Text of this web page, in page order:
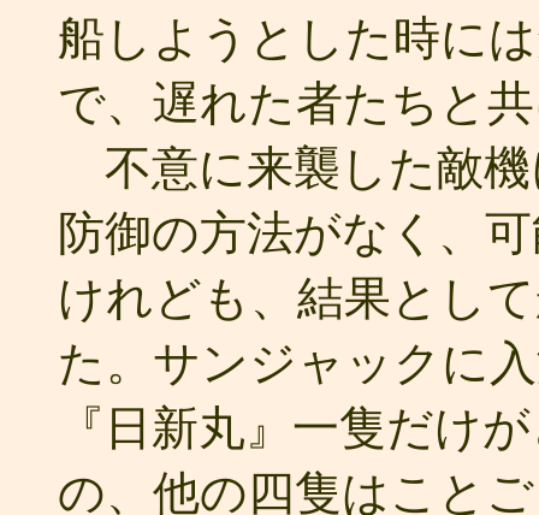
船しようとした時に
で、遅れた者たちと
不意に来襲した敵
防御の方法がなく、
けれども、結果とし
た。サンジャックに
『日新丸』一隻だけ
の、他の四隻はこと